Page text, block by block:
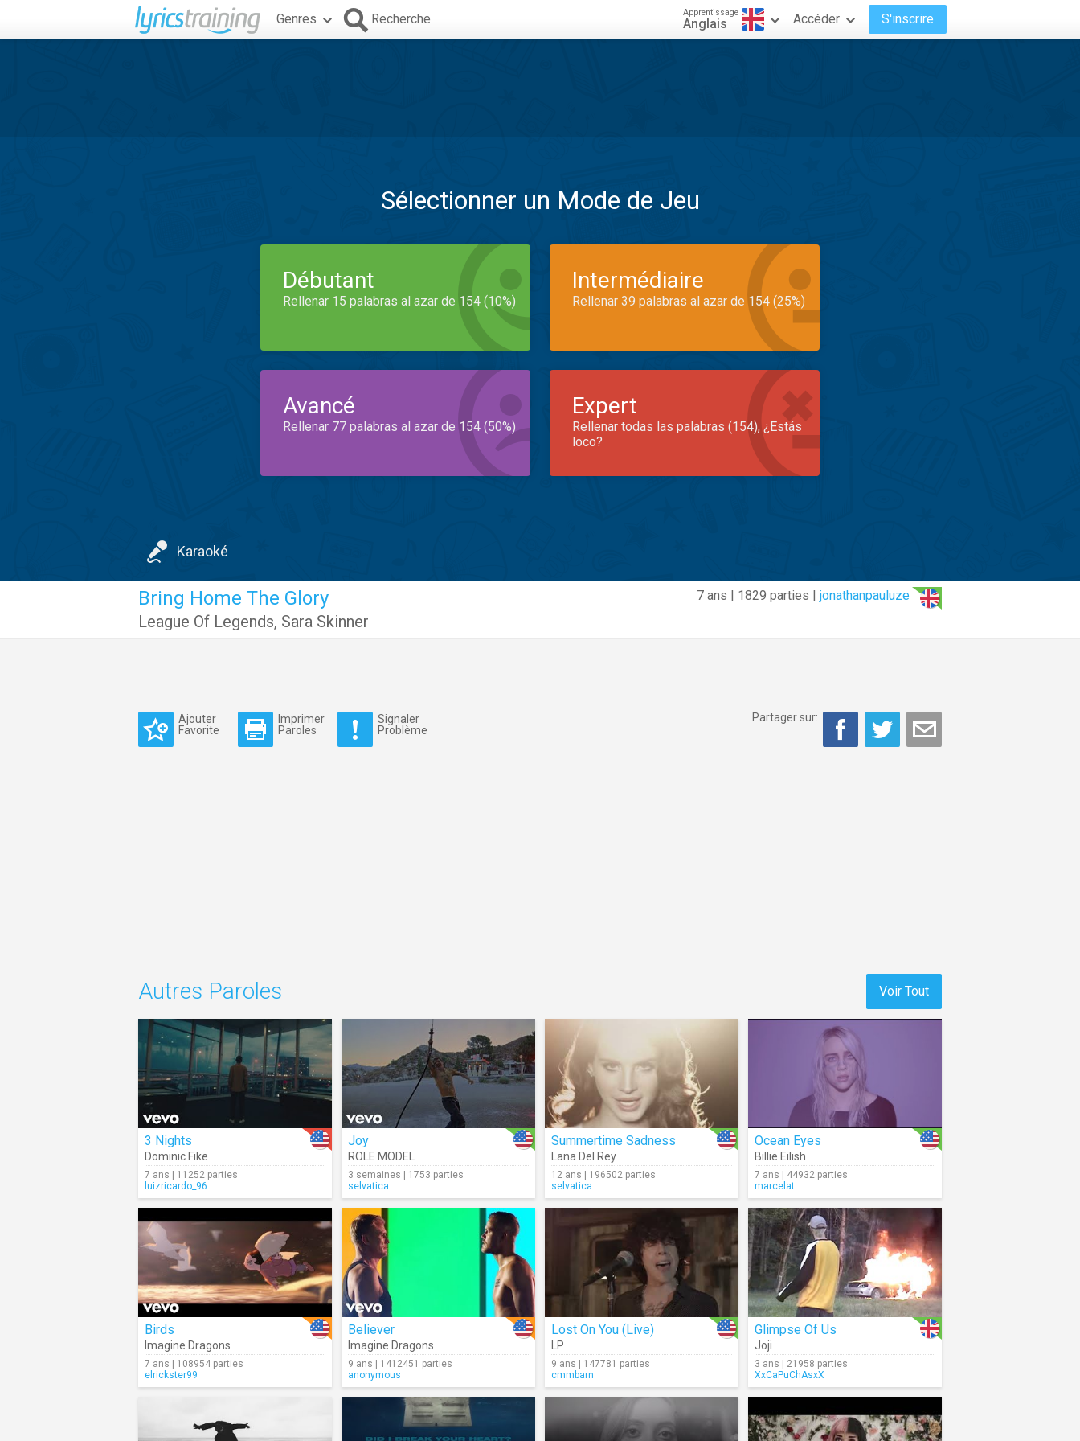
Genres Recherche Apprentissage
Anglais Accéder S'inscrire
Sélectionner un Mode de Jeu
Débutant
Rellenar 15 palabras al azar de 154 (10%)
Intermédiaire
Rellenar 39 palabras al azar de 154 (25%)
Avancé
Rellenar 77 palabras al azar de 154 (50%)
Expert
Rellenar todas las palabras (154), ¿Estás
loco?
Karaoké
7 ans | 1829 parties | jonathanpauluze
Bring Home The Glory
League Of Legends, Sara Skinner
Ajouter
Favorite
Imprimer
Paroles
Signaler
Problème
Partager sur:
Voir Tout
Autres Paroles
3 Nights
Dominic Fike
7 ans | 11252 parties
luizricardo_96
Joy
ROLE MODEL
3 semaines | 1753 parties
selvatica
Summertime Sadness
Lana Del Rey
12 ans | 196502 parties
selvatica
Ocean Eyes
Billie Eilish
7 ans | 44932 parties
marcelat
Birds
Imagine Dragons
7 ans | 108954 parties
elrickster99
Believer
Imagine Dragons
9 ans | 1412451 parties
anonymous
Lost On You (Live)
LP
9 ans | 147781 parties
cmmbarn
Glimpse Of Us
Joji
3 ans | 21958 parties
XxCaPuChAsxX